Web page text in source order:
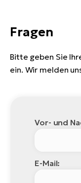
Fragen
Bitte geben Sie
ein. Wir melden
Vor- und
E-Mail: